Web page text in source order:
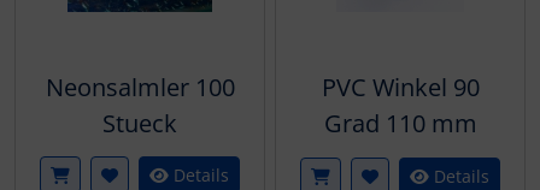
Neonsalmler 100
Stueck
Details
PVC Winkel 90
Grad 110 mm
Details